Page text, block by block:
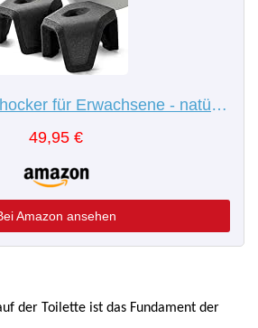
STUUL Toilettenhocker für Erwachsene - natürliche Hilfe bei Verstopfung, Hämorrhoiden & Darmbeschwerden - diskreter, moderner Klohocker - Klo & WC Hocker - Kackhocker für Erwachsene - Schwarz
49,95 €
Amazon ansehen
der Toilette ist das Fundament der